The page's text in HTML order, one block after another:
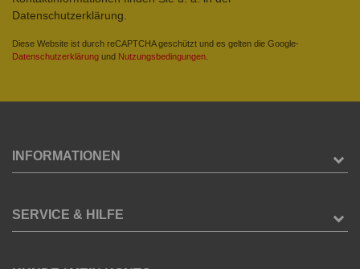
Datenschutzerklärung.
Diese Website ist durch reCAPTCHA geschützt und es gelten die Google-
Datenschutzerklärung und Nutzungsbedingungen
INFORMATIONEN
SERVICE & HILFE